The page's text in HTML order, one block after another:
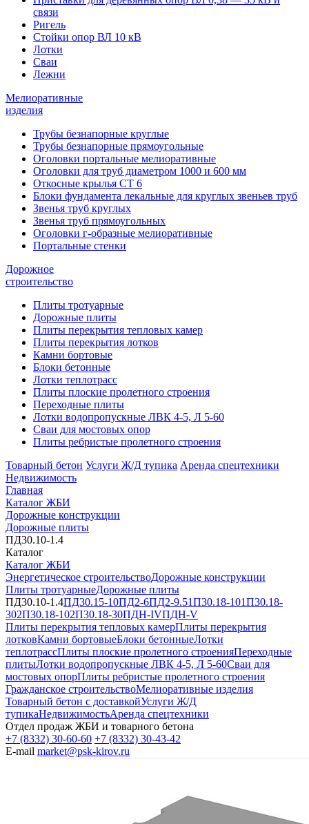
связи
Ригель
Стойки опор ВЛ 10 кВ
Лотки
Сваи
Лежни
Мелиоративные
изделия
Трубы безнапорные круглые
Трубы безнапорные прямоугольные
Оголовки портальные мелиоративные
Оголовки для труб диаметром 1000 и 600 мм
Откосные крылья СТ 6
Блоки фундамента лекальные для круглых звеньев труб
Звенья труб круглых
Звенья труб прямоугольных
Оголовки г-образные мелиоративные
Портальные стенки
Дорожное
строительство
Плиты тротуарные
Дорожные плиты
Плиты перекрытия тепловых камер
Плиты перекрытия лотков
Камни бортовые
Блоки бетонные
Лотки теплотрасс
Плиты плоские пролетного строения
Переходные плиты
Лотки водопропускные ЛВК 4-5, Л 5-60
Сваи для мостовых опор
Плиты ребристые пролетного строения
Товарный бетон Услуги Ж/Д тупика Аренда спецтехники
Недвижимость
Главная
Каталог ЖБИ
Дорожные конструкции
Дорожные плиты
ПД30.10-1.4
Каталог
Каталог ЖБИ
Энергетическое строительствоДорожные конструкции
Плиты тротуарныеДорожные плиты
ПД30.10-1.4ПД30.15-10ПД2-6ПД2-9.51П30.18-101П30.18-
302П30.18-102П30.18-30ПДН-IVПДН-V
Плиты перекрытия тепловых камерПлиты перекрытия
лотковКамни бортовыеБлоки бетонныеЛотки
теплотрассПлиты плоские пролетного строенияПереходные
плитыЛотки водопропускные ЛВК 4-5, Л 5-60Сваи для
мостовых опорПлиты ребристые пролетного строения
Гражданское строительствоМелиоративные изделия
Товарный бетон с доставкойУслуги Ж/Д
тупикаНедвижимостьАренда спецтехники
Отдел продаж ЖБИ и товарного бетона
+7 (8332) 30-60-60 +7 (8332) 30-43-42
E-mail market@psk-kirov.ru